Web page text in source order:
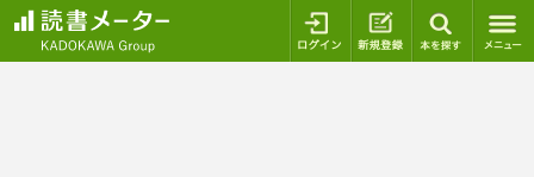
ログイン 新規登録